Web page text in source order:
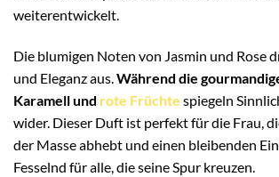
weiterentwickelt.
Die blumigen Noten von Jasmin und Rose
und Eleganz aus.Während die
Karamell und rote Früchte spiegeln
wider. Dieser Duft ist perfekt für die Frau,
der Masse abhebt und einen bleibenden
Fesselnd für alle, die seine Spur kreuzen.